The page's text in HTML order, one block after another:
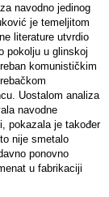
navodno jedinog
je temeljitom
literature utvrdio
pokolju u glinskoj
komunističkim
Uostalom analiza
navodne
pokazala je također
nije smetalo
ponovno
u fabrikaciji